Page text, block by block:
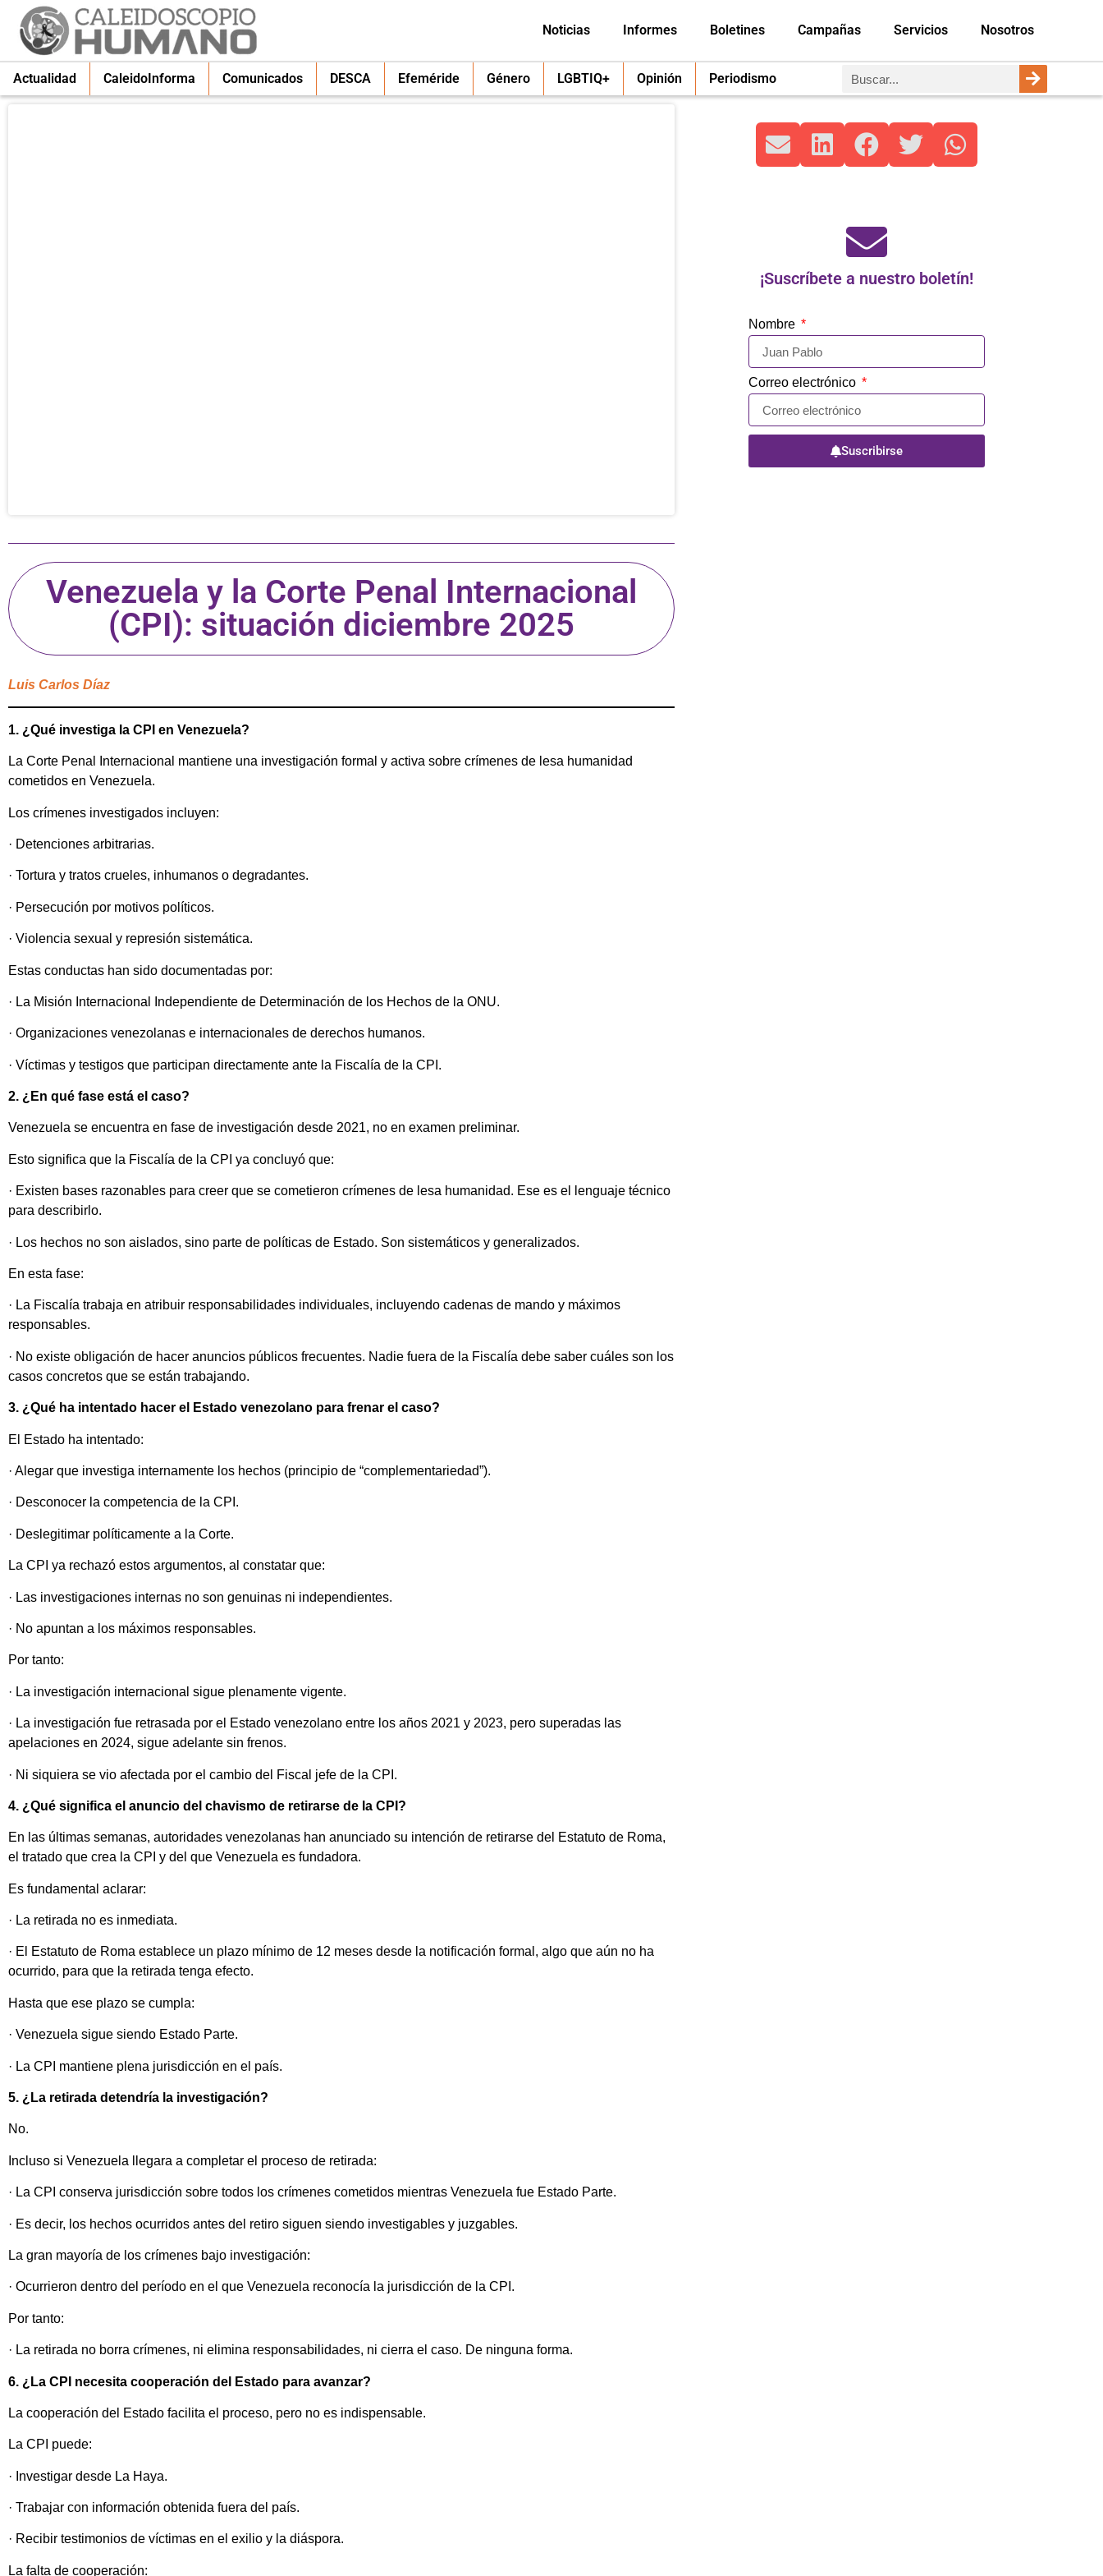
Noticias Informes Boletines Campañas Servicios Nosotros
Actualidad CaleidoInforma Comunicados DESCA Efeméride Género LGBTIQ+ Opinión Periodismo
Venezuela y la Corte Penal Internacional
(CPI): situación diciembre 2025
Luis Carlos Díaz
1. ¿Qué investiga la CPI en Venezuela?
La Corte Penal Internacional mantiene una investigación formal y activa sobre crímenes de lesa humanidad
cometidos en Venezuela.
Los crímenes investigados incluyen:
· Detenciones arbitrarias.
· Tortura y tratos crueles, inhumanos o degradantes.
· Persecución por motivos políticos.
· Violencia sexual y represión sistemática.
Estas conductas han sido documentadas por:
· La Misión Internacional Independiente de Determinación de los Hechos de la ONU.
· Organizaciones venezolanas e internacionales de derechos humanos.
· Víctimas y testigos que participan directamente ante la Fiscalía de la CPI.
2. ¿En qué fase está el caso?
Venezuela se encuentra en fase de investigación desde 2021, no en examen preliminar.
Esto significa que la Fiscalía de la CPI ya concluyó que:
· Existen bases razonables para creer que se cometieron crímenes de lesa humanidad. Ese es el lenguaje técnico
para describirlo.
· Los hechos no son aislados, sino parte de políticas de Estado. Son sistemáticos y generalizados.
En esta fase:
· La Fiscalía trabaja en atribuir responsabilidades individuales, incluyendo cadenas de mando y máximos
responsables.
· No existe obligación de hacer anuncios públicos frecuentes. Nadie fuera de la Fiscalía debe saber cuáles son los
casos concretos que se están trabajando.
3. ¿Qué ha intentado hacer el Estado venezolano para frenar el caso?
El Estado ha intentado:
· Alegar que investiga internamente los hechos (principio de “complementariedad”).
· Desconocer la competencia de la CPI.
· Deslegitimar políticamente a la Corte.
La CPI ya rechazó estos argumentos, al constatar que:
· Las investigaciones internas no son genuinas ni independientes.
· No apuntan a los máximos responsables.
Por tanto:
· La investigación internacional sigue plenamente vigente.
· La investigación fue retrasada por el Estado venezolano entre los años 2021 y 2023, pero superadas las
apelaciones en 2024, sigue adelante sin frenos.
· Ni siquiera se vio afectada por el cambio del Fiscal jefe de la CPI.
4. ¿Qué significa el anuncio del chavismo de retirarse de la CPI?
En las últimas semanas, autoridades venezolanas han anunciado su intención de retirarse del Estatuto de Roma,
el tratado que crea la CPI y del que Venezuela es fundadora.
Es fundamental aclarar:
· La retirada no es inmediata.
· El Estatuto de Roma establece un plazo mínimo de 12 meses desde la notificación formal, algo que aún no ha
ocurrido, para que la retirada tenga efecto.
Hasta que ese plazo se cumpla:
· Venezuela sigue siendo Estado Parte.
· La CPI mantiene plena jurisdicción en el país.
5. ¿La retirada detendría la investigación?
No.
Incluso si Venezuela llegara a completar el proceso de retirada:
· La CPI conserva jurisdicción sobre todos los crímenes cometidos mientras Venezuela fue Estado Parte.
· Es decir, los hechos ocurridos antes del retiro siguen siendo investigables y juzgables.
La gran mayoría de los crímenes bajo investigación:
· Ocurrieron dentro del período en el que Venezuela reconocía la jurisdicción de la CPI.
Por tanto:
· La retirada no borra crímenes, ni elimina responsabilidades, ni cierra el caso. De ninguna forma.
6. ¿La CPI necesita cooperación del Estado para avanzar?
La cooperación del Estado facilita el proceso, pero no es indispensable.
La CPI puede:
· Investigar desde La Haya.
· Trabajar con información obtenida fuera del país.
· Recibir testimonios de víctimas en el exilio y la diáspora.
La falta de cooperación:
¡Suscríbete a nuestro boletín!
Nombre
Correo electrónico
Suscribirse